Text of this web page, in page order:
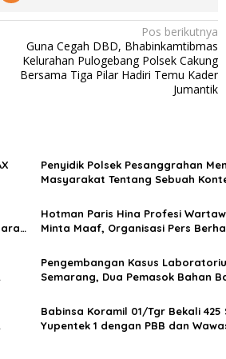
Pos berikutnya
Guna Cegah DBD, Bhabinkamtibmas
Kelurahan Pulogebang Polsek Cakung
Bersama Tiga Pilar Hadiri Temu Kader
Jumantik
Penyidik Polsek Pesanggrahan
Masyarakat Tentang Sebuah
Hotman Paris Hina Profesi
Minta Maaf, Organisasi Pers
Pengembangan Kasus
Semarang, Dua Pemasok Bahan
Babinsa Koramil 01/Tgr Bekali 425
Yupentek 1 dengan PBB dan